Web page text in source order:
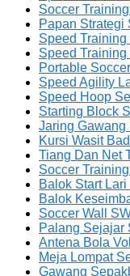
Soccer
Papan Strategi
Speed
Speed
Portable
Speed Agility
Speed Hoop
Starting Block
Jaring Gawang
Kursi Wasit
Tiang Dan Net
Soccer
Balok Start
Balok
Soccer Wall
Palang Sejajar
Antena Bola
Meja Lompat
Gawang